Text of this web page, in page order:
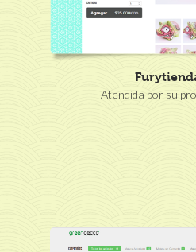
Atendida por su